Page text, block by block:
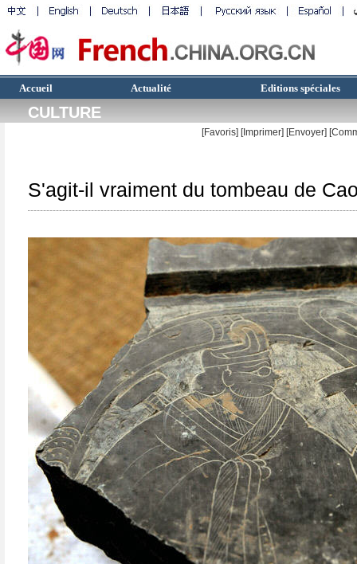
Accueil Actualité Editions spéciales
CULTURE
[Favoris] [Imprimer] [Envoyer]
S'agit-il vraiment du tombeau de